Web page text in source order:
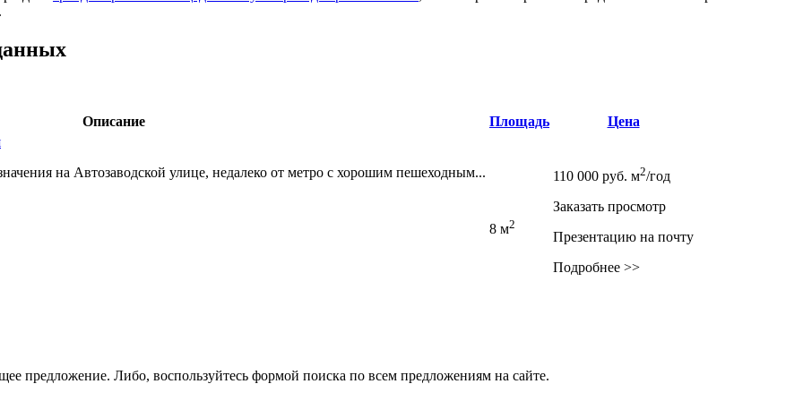
Описание Площадь
Цена
на Автозаводской улице,­ недалеко от метро с хорошим пешеходным...
8 м2
110 000 руб. м2/год
Заказать просмотр
Презентацию на почту
Подробнее >>
предложение. Либо, воспользуйтесь формой поиска по всем предложениям на сайте.